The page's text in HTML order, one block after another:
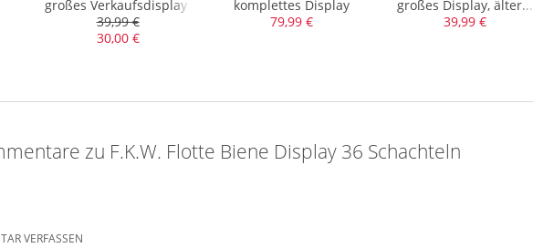
großes Verkaufsdisplay mit 20 Schachteln
39,99 €
30,00 €
komplettes Display
79,99 €
großes Display, älter...
39,99 €
zu F.K.W. Flotte Biene Display 36 Schachteln
VERFASSEN